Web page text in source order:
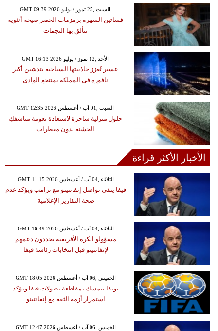
GMT 09:39 2026 السبت ,25 تموز / يوليو
فساتين السهرة بزمزمات الخصر صيحة أنثوية
تتألق بها النجمات
GMT 16:13 2026 الأحد ,12 تموز / يوليو
عسير تُعزز جاذبيتها السياحية بتدشين أكبر
نافورة في المملكة بمنتجع الوادي
GMT 12:35 2026 السبت ,01 آب / أغسطس
حلول منزلية ساحرة لاستعادة نعومة مناشفكِ
الخشنة بدون معطرات
الأخبار الأكثر قراءة
GMT 11:15 2026 الثلاثاء ,04 آب / أغسطس
فيفا ينفي تواصل إنفانتينو مع ترامب ويؤكد عدم
صحة التقارير الإعلامية
GMT 16:49 2026 الثلاثاء ,04 آب / أغسطس
مسؤولو الكرة الأفريقية يجددون دعمهم
لإنفانتينو قبل انتخابات رئاسة فيفا
GMT 18:05 2026 الخميس ,06 آب / أغسطس
يويفا يتمسك بمقاطعة بطولات فيفا ويؤكد
استمرار أزمة الثقة مع إنفانتينو
GMT 12:47 2026 الخميس ,06 آب / أغسطس